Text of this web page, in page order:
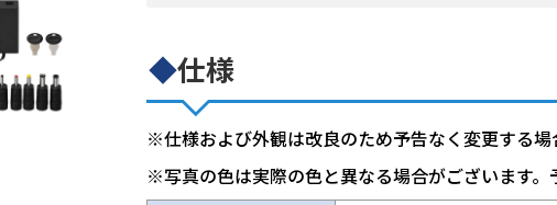
◆仕様
※仕様および外観は改良のため予告なく変更する場
※写真の色は実際の色と異なる場合がございます。